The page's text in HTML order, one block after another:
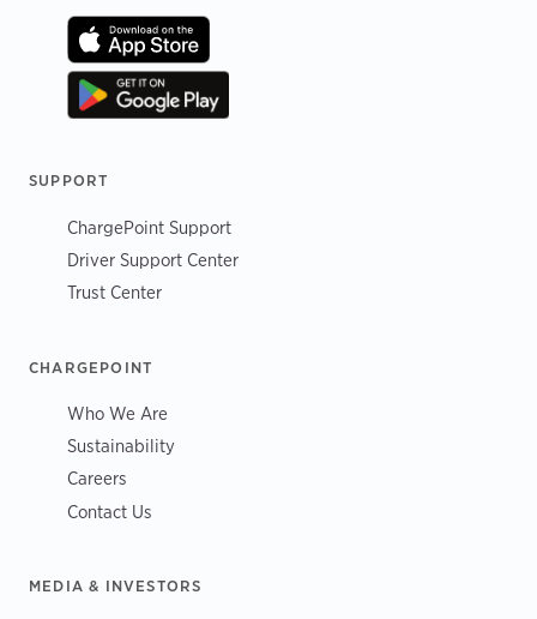
SUPPORT
ChargePoint Support
Driver Support Center
Trust Center
CHARGEPOINT
Who We Are
Sustainability
Careers
Contact Us
MEDIA & INVESTORS